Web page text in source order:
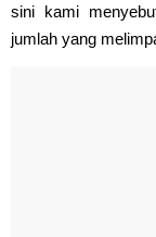
sini kami
jumlah yang